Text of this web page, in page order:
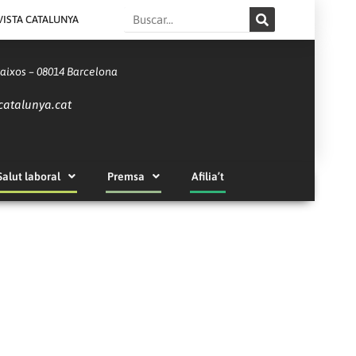
CATALUNYA Search
– 08014 Barcelona
laboral Premsa Afilia’t